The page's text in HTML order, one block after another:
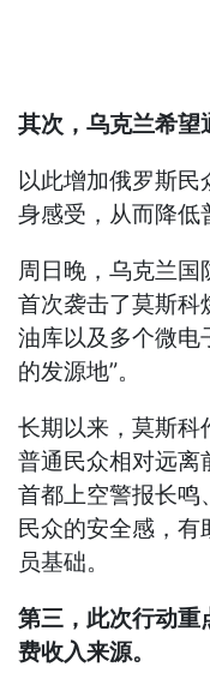
其次，乌克兰希望
以此增加俄罗斯民
身感受，从而降低
周日晚，乌克兰国
首次袭击了莫斯科
油库以及多个微电
的发源地”。
长期以来，莫斯科
普通民众相对远离
首都上空警报长鸣
民众的安全感，有
员基础。
第三，此次行动重
费收入来源。